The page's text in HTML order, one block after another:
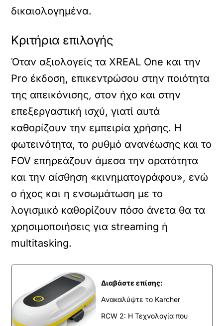
δικαιολογημένα.
Κριτήρια επιλογής
Όταν αξιολογείς τα XREAL One και την
Pro έκδοση, επικεντρώσου στην ποιότητα
της απεικόνισης, στον ήχο και στην
επεξεργαστική ισχύ, γιατί αυτά
καθορίζουν την εμπειρία χρήσης. Η
φωτεινότητα, το ρυθμό ανανέωσης και το
FOV επηρεάζουν άμεσα την ορατότητα
και την αίσθηση «κινηματογράφου», ενώ
ο ήχος και η ενσωμάτωση με το
λογισμικό καθορίζουν πόσο άνετα θα τα
χρησιμοποιήσεις για streaming ή
multitasking.
Διαβάστε επίσης:
Ανακαλύψτε το Karcher
RCW 2: Η Τεχνολογία που